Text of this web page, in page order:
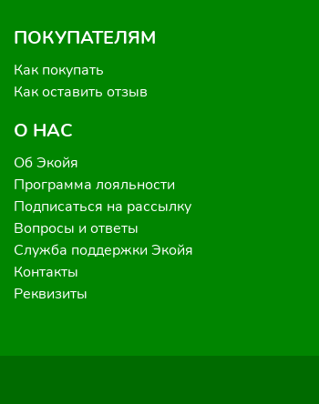
ПОКУПАТЕЛЯМ
Как покупать
Как оставить отзыв
О НАС
Об Экойя
Программа лояльности
Подписаться на рассылку
Вопросы и ответы
Служба поддержки Экойя
Контакты
Реквизиты